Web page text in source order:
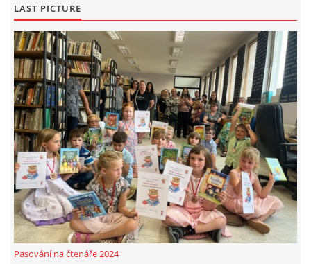
LAST PICTURE
Pasování na čtenáře 2024